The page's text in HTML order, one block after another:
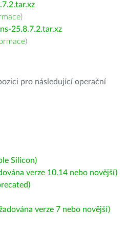
)
25.8.7.2.tar.xz
)
pro následující operační
Silicon)
verze 10.14 nebo novější)
verze 7 nebo novější)